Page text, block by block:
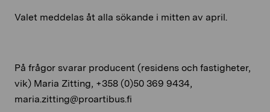
Valet meddelas åt alla sökande i mitten av april.
På frågor svarar producent (residens och fastigheter,
vik) Maria Zitting, +358 (0)50 369 9434,
maria.zitting@proartibus.fi